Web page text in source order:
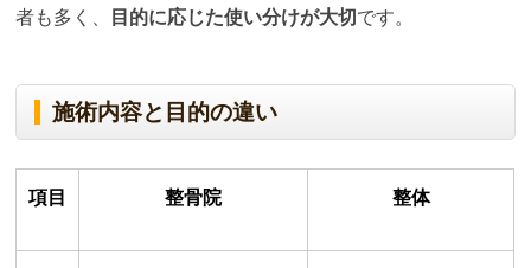
者も多く、
目的に応じた使い分けが大切 です。
施術内容と目的の違い
項目 整骨院 整体